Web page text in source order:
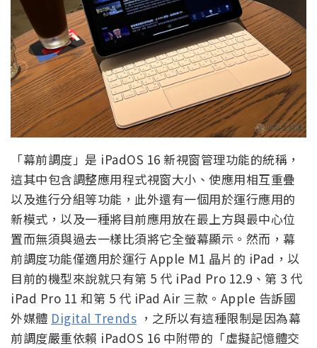
「幕前調度」是 iPadOS 16 新視窗管理功能的統稱，
這其中包含調整應用程式視窗大小、使應用相互重疊
以及進行分組等功能，此外還有一個用於運行應用的
新模式，以及一種將目前應用放在最上方與最中心位
置而無須與過去一樣比須將它全螢幕顯示。然而，幕
前調度功能僅適用於運行 Apple M1 晶片的 iPad，以
目前的機型來說就只有第 5 代 iPad Pro 12.9、第 3 代
iPad Pro 11 和第 5 代 iPad Air 三款。Apple 告訴國
外媒體 Digital Trends ，之所以有這種限制是因為幕
前調度嚴重依賴 iPadOS 16 中附帶的「虛擬記憶體交